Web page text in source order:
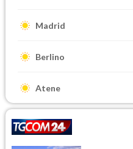
Madrid
Berlino
Atene